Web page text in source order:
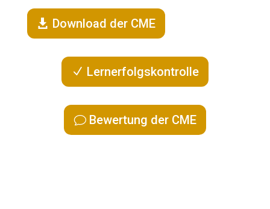
Download der CME
Lernerfolgskontrolle
Bewertung der CME